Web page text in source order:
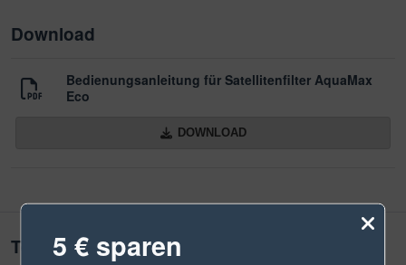
Download
Bedienungsanleitung für Satellitenfilter AquaMax
Eco
DOWNLOAD
Technische Daten
5 € sparen